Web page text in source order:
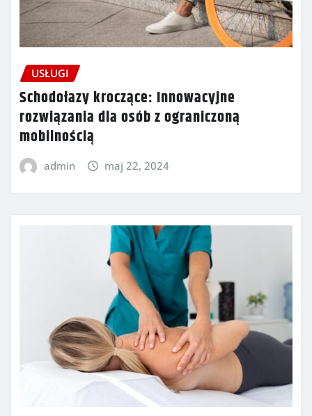
USŁUGI
Schodołazy kroczące: Innowacyjne
rozwiązania dla osób z ograniczoną
mobilnością
admin maj 22, 2024